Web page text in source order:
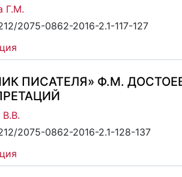
Г.М.
2075-0862-2016-2.1-117-127
ПИСАТЕЛЯ» Ф.М.
2075-0862-2016-2.1-128-137